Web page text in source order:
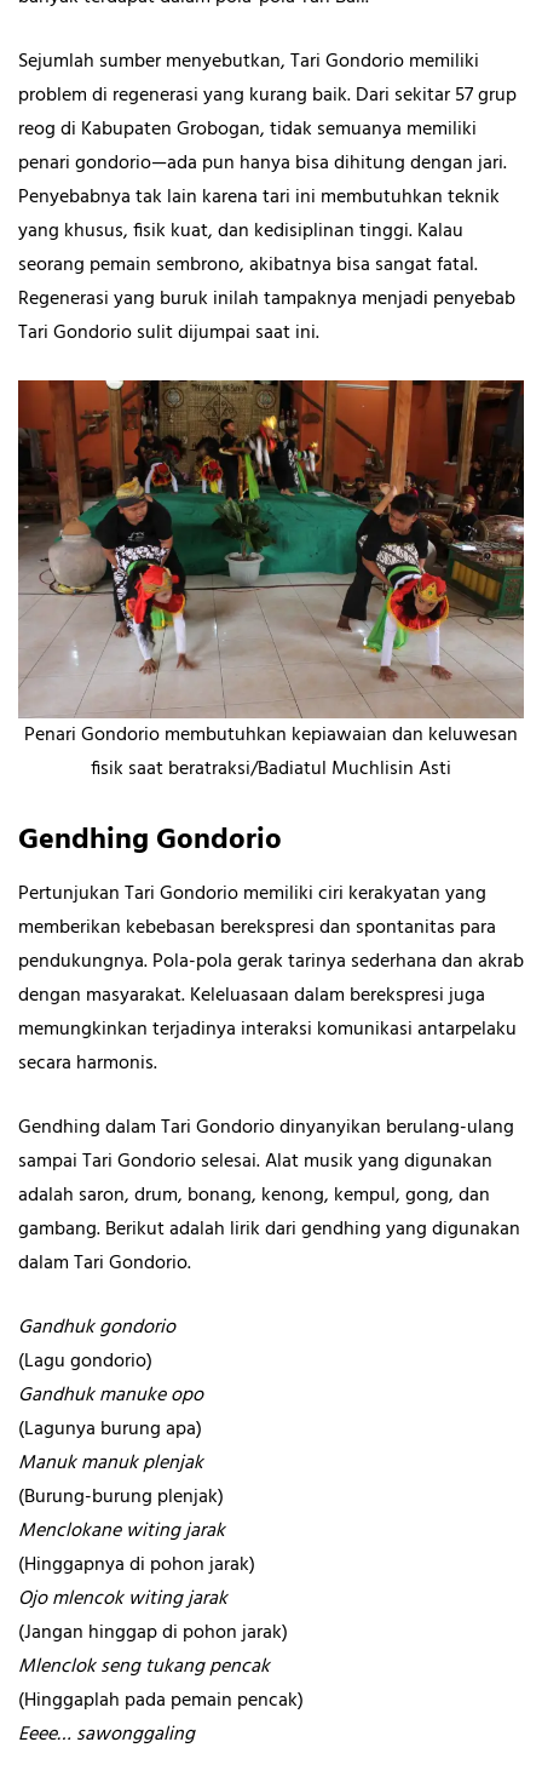
Sejumlah sumber menyebutkan, Tari Gondorio memiliki
problem di regenerasi yang kurang baik. Dari sekitar 57 grup
reog di Kabupaten Grobogan, tidak semuanya memiliki
penari gondorio—ada pun hanya bisa dihitung dengan jari.
Penyebabnya tak lain karena tari ini membutuhkan teknik
yang khusus, fisik kuat, dan kedisiplinan tinggi. Kalau
seorang pemain sembrono, akibatnya bisa sangat fatal.
Regenerasi yang buruk inilah tampaknya menjadi penyebab
Tari Gondorio sulit dijumpai saat ini.
Penari Gondorio membutuhkan kepiawaian dan keluwesan
fisik saat beratraksi/Badiatul Muchlisin Asti
Gendhing Gondorio
Pertunjukan Tari Gondorio memiliki ciri kerakyatan yang
memberikan kebebasan berekspresi dan spontanitas para
pendukungnya. Pola-pola gerak tarinya sederhana dan akrab
dengan masyarakat. Keleluasaan dalam berekspresi juga
memungkinkan terjadinya interaksi komunikasi antarpelaku
secara harmonis.
Gendhing dalamTari Gondorio dinyanyikan berulang-ulang
sampai Tari Gondorio selesai. Alat musik yang digunakan
adalah saron, drum, bonang, kenong, kempul, gong, dan
gambang. Berikut adalah lirik dari gendhing yang digunakan
dalam Tari Gondorio.
Gandhuk gondorio
(Lagu gondorio)
Gandhuk manuke opo
(Lagunya burung apa)
Manuk manuk plenjak
(Burung-burung plenjak)
Menclokane witing jarak
(Hinggapnya di pohon jarak)
Ojo mlencok witing jarak
(Jangan hinggap di pohon jarak)
Mlenclok seng tukang pencak
(Hinggaplah pada pemain pencak)
Eeee… sawonggaling